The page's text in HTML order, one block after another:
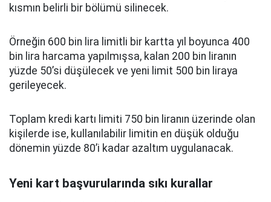
kısmın belirli bir bölümü silinecek.
Örneğin 600 bin lira limitli bir kartta yıl boyunca 400
bin lira harcama yapılmışsa, kalan 200 bin liranın
yüzde 50’si düşülecek ve yeni limit 500 bin liraya
gerileyecek.
Toplam kredi kartı limiti 750 bin liranın üzerinde olan
kişilerde ise, kullanılabilir limitin en düşük olduğu
dönemin yüzde 80’i kadar azaltım uygulanacak.
Yeni kart başvurularında sıkı kurallar